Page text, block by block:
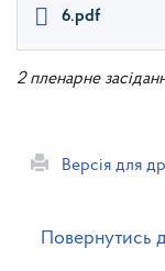
6.pdf
2 пленарне
Версія для
Повернутись